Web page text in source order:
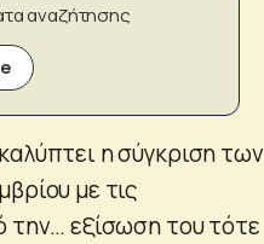
αναζήτησης
η σύγκριση των
με τις
την… εξίσωση του τότε